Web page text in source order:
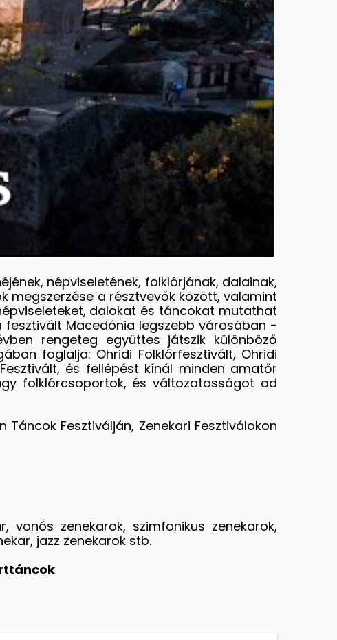
népviseletének, folklórjának, dalainak,
megszerzése a résztvevők között, valamint
dalokat és táncokat mutathat
fesztivált Macedónia legszebb városában -
rengeteg együttes játszik különböző
foglalja: Ohridi Folklórfesztivált, Ohridi
és fellépést kínál minden amatőr
folklórcsoportok, és változatosságot ad
Fesztiválján, Zenekari Fesztiválokon
zenekarok, szimfonikus zenekarok,
jazz zenekarok stb.